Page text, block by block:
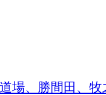
場、勝間田 、牧